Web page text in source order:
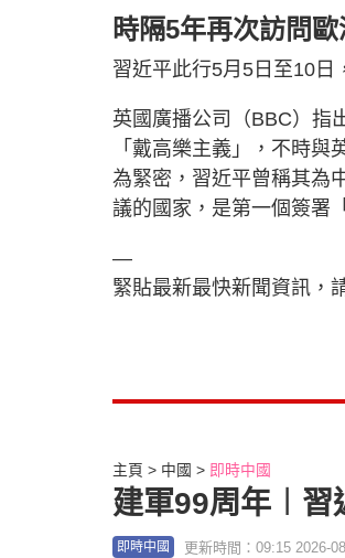
時隔5年再次訪問歐
習近平此行5月5日至10日
英國廣播公司（BBC）指
「戴高樂主義」，不時
為緊密，習近平曾稱其為
議的國家，是第一個簽署
—
緊貼最新最快新聞資訊，
主頁 中國 即時中國
建軍99周年︱習
即時中國 更新時間：09:15 2026-